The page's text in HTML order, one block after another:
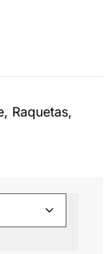
, Raquetas,